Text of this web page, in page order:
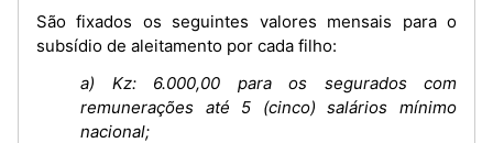
São fixados os seguintes valores mensais para o
subsídio de aleitamento por cada filho:
a) Kz: 6.000,00 para os segurados com
remunerações até 5 (cinco) salários mínimo
nacional;